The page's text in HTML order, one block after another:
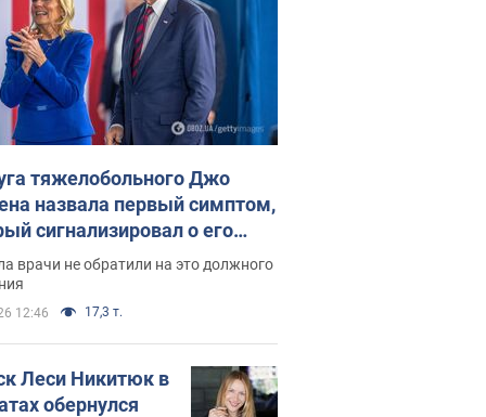
тяжелобольного Джо
назвала первый симптом,
сигнализировал о его
раке
врачи не обратили на это должного
12:46 17,3 т.
Леси Никитюк в
обернулся